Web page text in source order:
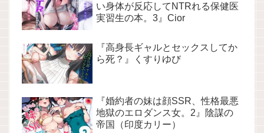
い身体が反応してNTRれる保健医
実習生の本。3』Cior
『高身長ギャルとセックスしてか
ら死？』くすりゆび
『婚約者の妹は顔SSR、性格最悪
地獄のエロダンス女。2』陰謀の
帝国（印度カリー）